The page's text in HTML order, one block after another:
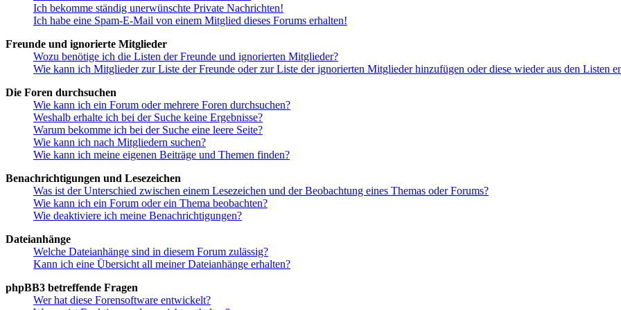
Ich bekomme ständig unerwünschte Private Nachrichten!
Ich habe eine Spam-E-Mail von einem Mitglied dieses Forums erhalten!
Freunde und ignorierte Mitglieder
Wozu benötige ich die Listen der Freunde und ignorierten Mitglieder?
Wie kann ich Mitglieder zur Liste der Freunde oder zur Liste der ignorierten Mitglieder hinzufügen oder diese wieder aus den Listen
Die Foren durchsuchen
Wie kann ich ein Forum oder mehrere Foren durchsuchen?
Weshalb erhalte ich bei der Suche keine Ergebnisse?
Warum bekomme ich bei der Suche eine leere Seite?
Wie kann ich nach Mitgliedern suchen?
Wie kann ich meine eigenen Beiträge und Themen finden?
Benachrichtigungen und Lesezeichen
Was ist der Unterschied zwischen einem Lesezeichen und der Beobachtung eines Themas oder Forums?
Wie kann ich ein Forum oder ein Thema beobachten?
Wie deaktiviere ich meine Benachrichtigungen?
Dateianhänge
Welche Dateianhänge sind in diesem Forum zulässig?
Kann ich eine Übersicht all meiner Dateianhänge erhalten?
phpBB3 betreffende Fragen
Wer hat diese Forensoftware entwickelt?